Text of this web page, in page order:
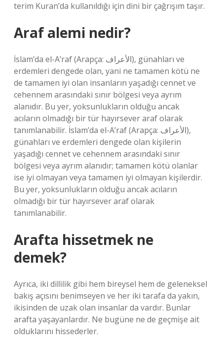
terim Kuran’da kullanıldığı için dini bir çağrışım taşır.
Araf alemi nedir?
İslam’da el-A’raf (Arapça: الأعراف), günahları ve
erdemleri dengede olan, yani ne tamamen kötü ne
de tamamen iyi olan insanların yaşadığı cennet ve
cehennem arasındaki sınır bölgesi veya ayrım
alanıdır. Bu yer, yoksunlukların olduğu ancak
acıların olmadığı bir tür hayırsever araf olarak
tanımlanabilir. İslam’da el-A’raf (Arapça: الأعراف),
günahları ve erdemleri dengede olan kişilerin
yaşadığı cennet ve cehennem arasındaki sınır
bölgesi veya ayrım alanıdır; tamamen kötü olanlar
ise iyi olmayan veya tamamen iyi olmayan kişilerdir.
Bu yer, yoksunlukların olduğu ancak acıların
olmadığı bir tür hayırsever araf olarak
tanımlanabilir.
Arafta hissetmek ne
demek?
Ayrıca, iki dillilik gibi hem bireysel hem de geleneksel
bakış açısını benimseyen ve her iki tarafa da yakın,
ikisinden de uzak olan insanlar da vardır. Bunlar
arafta yaşayanlardır. Ne bugüne ne de geçmişe ait
olduklarını hissederler.